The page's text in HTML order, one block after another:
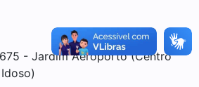
- Jardim Aeroporto (Centro